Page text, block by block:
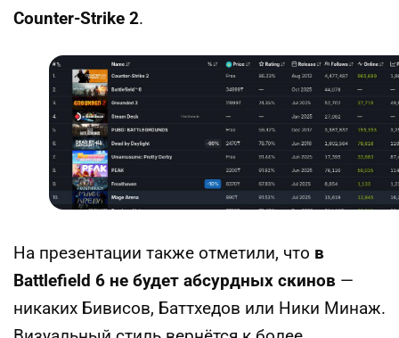
Counter-Strike 2.
На презентации также отметили, что в
Battlefield 6 не будет абсурдных скинов —
никаких Бивисов, Баттхедов или Ники Минаж.